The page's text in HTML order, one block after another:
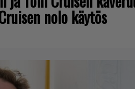
nolo käytös